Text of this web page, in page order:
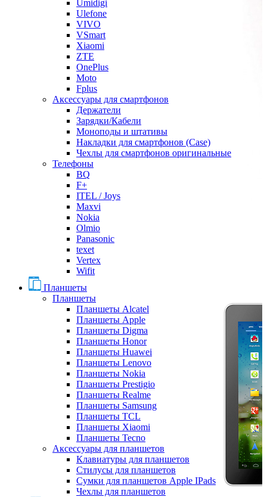
Umidigi
Ulefone
VIVO
VSmart
Xiaomi
ZTE
OnePlus
Moto
Fplus
Аксессуары для смартфонов
Держатели
Зарядки/Кабели
Моноподы и штативы
Накладки для смартфонов (Case)
Чехлы для смартфонов оригинальные
Телефоны
BQ
F+
ITEL / Joys
Maxvi
Nokia
Olmio
Panasonic
texet
Vertex
Wifit
Планшеты
Планшеты
Планшеты Alcatel
Планшеты Apple
Планшеты Digma
Планшеты Honor
Планшеты Huawei
Планшеты Lenovo
Планшеты Nokia
Планшеты Prestigio
Планшеты Realme
Планшеты Samsung
Планшеты TCL
Планшеты Xiaomi
Планшеты Tecno
Аксессуары для планшетов
Клавиатуры для планшетов
Стилусы для планшетов
Сумки для планшетов Apple IPads
Чехлы для планшетов